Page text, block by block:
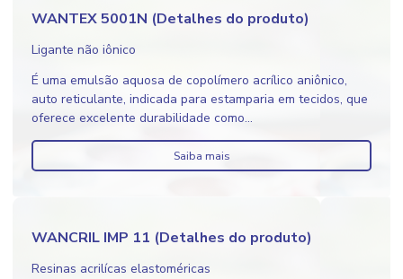
WANTEX 5001N (Detalhes do produto)
Ligante não iônico
É uma emulsão aquosa de copolímero acrílico aniônico,
auto reticulante, indicada para estamparia em tecidos, que
oferece excelente durabilidade como...
Saiba mais
WANCRIL IMP 11 (Detalhes do produto)
Resinas acrilícas elastoméricas